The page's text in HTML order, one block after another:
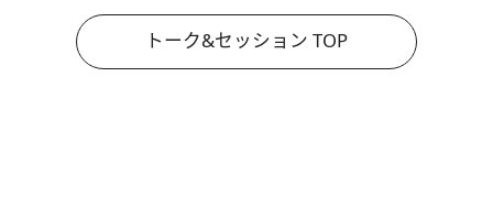
トーク&セッション TOP